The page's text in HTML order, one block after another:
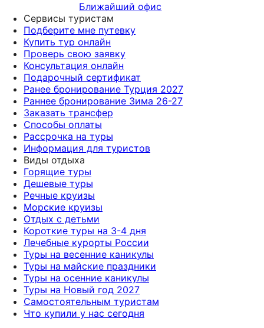
Ближайший офис
Сервисы туристам
Подберите мне путевку
Купить тур онлайн
Проверь свою заявку
Консультация онлайн
Подарочный сертификат
Ранее бронирование Турция 2027
Раннее бронирование Зима 26-27
Заказать трансфер
Способы оплаты
Рассрочка на туры
Информация для туристов
Виды отдыха
Горящие туры
Дешевые туры
Речные круизы
Морские круизы
Отдых с детьми
Короткие туры на 3-4 дня
Лечебные курорты России
Туры на весенние каникулы
Туры на майские праздники
Туры на осенние каникулы
Туры на Новый год 2027
Самостоятельным туристам
Что купили у нас сегодня